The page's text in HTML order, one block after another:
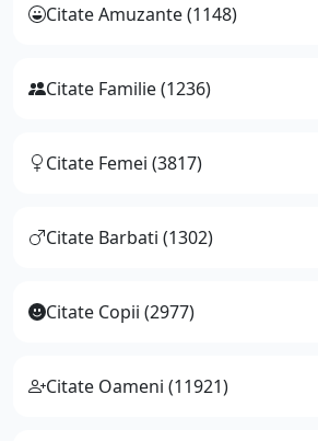
Citate Amuzante (1148)
Citate Familie (1236)
Citate Femei (3817)
Citate Barbati (1302)
Citate Copii (2977)
Citate Oameni (11921)